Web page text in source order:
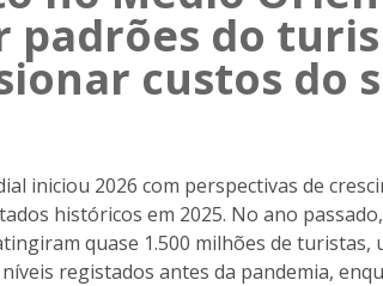
padrões do
custos do
iniciou 2026 com perspectivas de
históricos em 2025. No ano
quase 1.500 milhões de turistas,
registados antes da pandemia,